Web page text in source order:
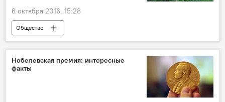
6 октября 2016, 15:28
Общество
Нобелевская премия: интересные
факты